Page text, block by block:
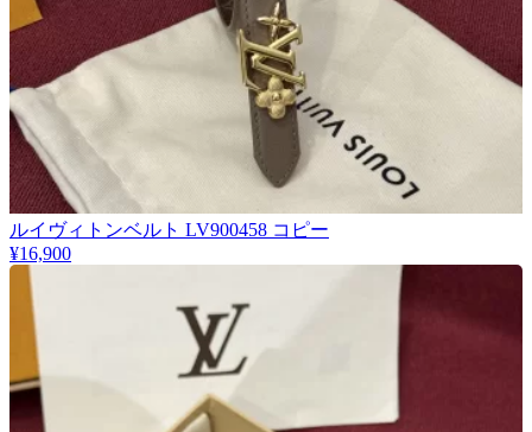
ルイヴィトンベルト LV900458 コピー
¥16,900